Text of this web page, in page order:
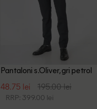
Pantaloni s.Oliver, gri petrol
48.75 lei 195.00 lei
RRP: 399.00 lei